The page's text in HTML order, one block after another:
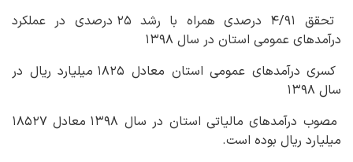
تحقق ۴/۹۱ درصدی همراه با رشد ۲۵ درصدی در عملکرد
درآمدهای عمومی استان در سال ۱۳۹۸
کسری درآمدهای عمومی استان معادل ۱۸۲۵ میلیارد ریال در
سال ۱۳۹۸
مصوب درآمدهای مالیاتی استان در سال ۱۳۹۸ معادل ۱۸۵۲۷
میلیارد ریال بوده است.